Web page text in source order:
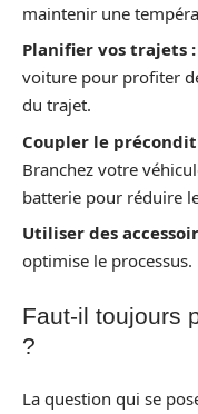
maintenir une
Planifier vos trajets :
voiture pour profiter
du trajet.
Coupler le
Branchez votre
batterie pour réduire
Utiliser des
optimise le processus.
Faut-il toujours
?
La question qui se